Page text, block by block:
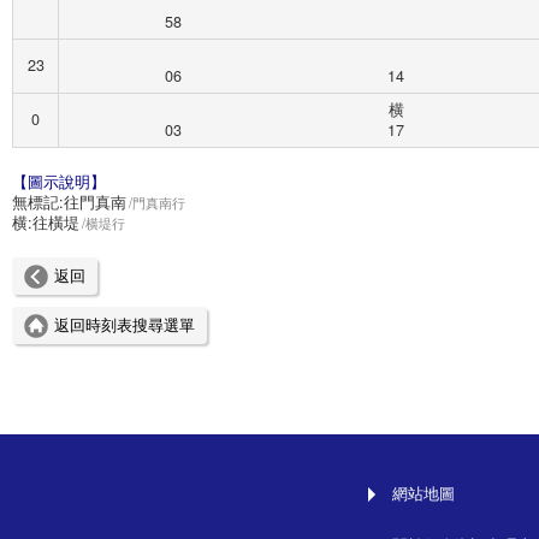
58
23
06 14
0
03
横
17
【圖示說明】
無標記:往門真南 門真南行
横:往橫堤 横堤行
返回
返回時刻表搜尋選單
網站地圖